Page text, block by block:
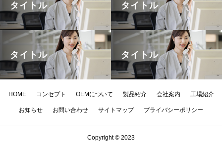
タイトル タイトル
タイトル タイトル
HOME コンセプト OEMについて 製品紹介 会社案内 工場紹介
お知らせ お問い合わせ サイトマップ プライバシーポリシー
Copyright © 2023